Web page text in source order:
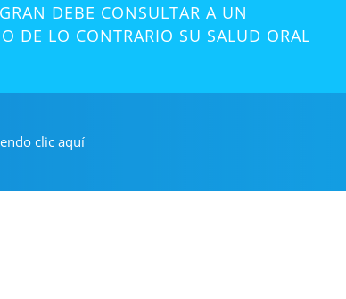
DEBE CONSULTAR A UN
DE LO CONTRARIO SU SALUD ORAL
clic aquí